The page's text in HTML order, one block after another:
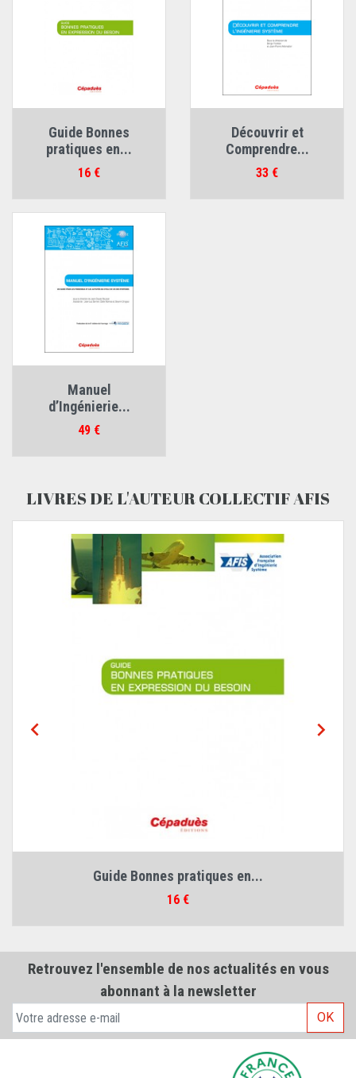
Guide Bonnes
pratiques en...
Prix
16 €
Découvrir et
Comprendre...
Prix
33 €
Manuel
d’Ingénierie...
Prix
49 €
LIVRES DE L'AUTEUR COLLECTIF AFIS

Guide Bonnes pratiques en...
Prix
16 €

Retrouvez l'ensemble de nos actualités en vous
abonnant à la newsletter
OK